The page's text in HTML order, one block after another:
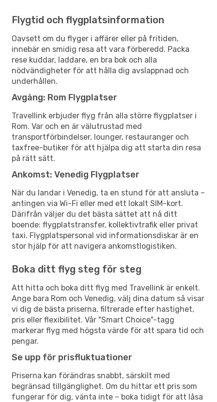
Flygtid och flygplatsinformation
Oavsett om du flyger i affärer eller på fritiden,
innebär en smidig resa att vara förberedd. Packa
rese kuddar, laddare, en bra bok och alla
nödvändigheter för att hålla dig avslappnad och
underhållen.
Avgång: Rom Flygplatser
Travellink erbjuder flyg från alla större flygplatser i
Rom. Var och en är välutrustad med
transportförbindelser, lounger, restauranger och
taxfree-butiker för att hjälpa dig att starta din resa
på rätt sätt.
Ankomst: Venedig Flygplatser
När du landar i Venedig, ta en stund för att ansluta –
antingen via Wi-Fi eller med ett lokalt SIM-kort.
Därifrån väljer du det bästa sättet att nå ditt
boende: flygplatstransfer, kollektivtrafik eller privat
taxi. Flygplatspersonal vid informationsdiskar är en
stor hjälp för att navigera ankomstlogistiken.
Boka ditt flyg steg för steg
Att hitta och boka ditt flyg med Travellink är enkelt.
Ange bara Rom och Venedig, välj dina datum så visar
vi dig de bästa priserna, filtrerade efter hastighet,
pris eller flexibilitet. Vår "Smart Choice"-tagg
markerar flyg med högsta värde för att spara tid och
pengar.
Se upp för prisfluktuationer
Priserna kan förändras snabbt, särskilt med
begränsad tillgänglighet. Om du hittar ett pris som
fungerar för dig, vänta inte – boka tidigt för att låsa